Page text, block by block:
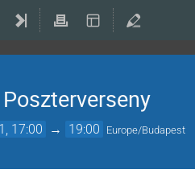
17:00 → 19:00 Europe/Budapest